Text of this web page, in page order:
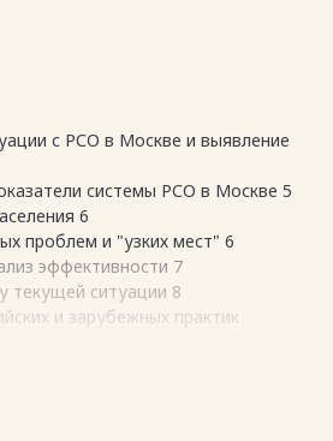
с РСО в Москве и выявление
системы РСО в Москве 5
6
проблем и "узких мест" 6
эффективности 7
текущей ситуации 8
и зарубежных практик
анализа 9
российских практик 10